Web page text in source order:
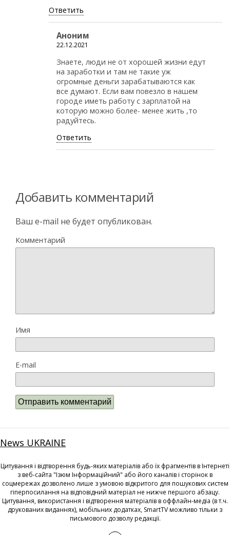
Ответить
Аноним
22.12.2021
Знаете, люди не от хорошей жизни едут
на заработки и там не такие уж
огромные деньги зарабатываются как
все думают. Если вам повезло в нашем
городе иметь работу с зарплатой на
которую можно более- менее жить ,то
радуйтесь.
Ответить
Добавить комментарий
Ваш e-mail не будет опубликован.
Комментарий
Имя
E-mail
News UKRAINE
Цитування і відтворення будь-яких матеріалів або їх фрагментів в Інтернеті
з веб-сайта "Ізюм Інформаційний" або його каналів і сторінок в
соцмережах дозволено лише з умовою відкритого для пошукових систем
гіперпосилання на відповідний матеріал не нижче першого абзацу.
Цитування, використання і відтворення матеріалів в оффлайн-медіа (в т.ч.
друкованих виданнях), мобільних додатках, SmartTV можливо тільки з
письмового дозволу редакції.